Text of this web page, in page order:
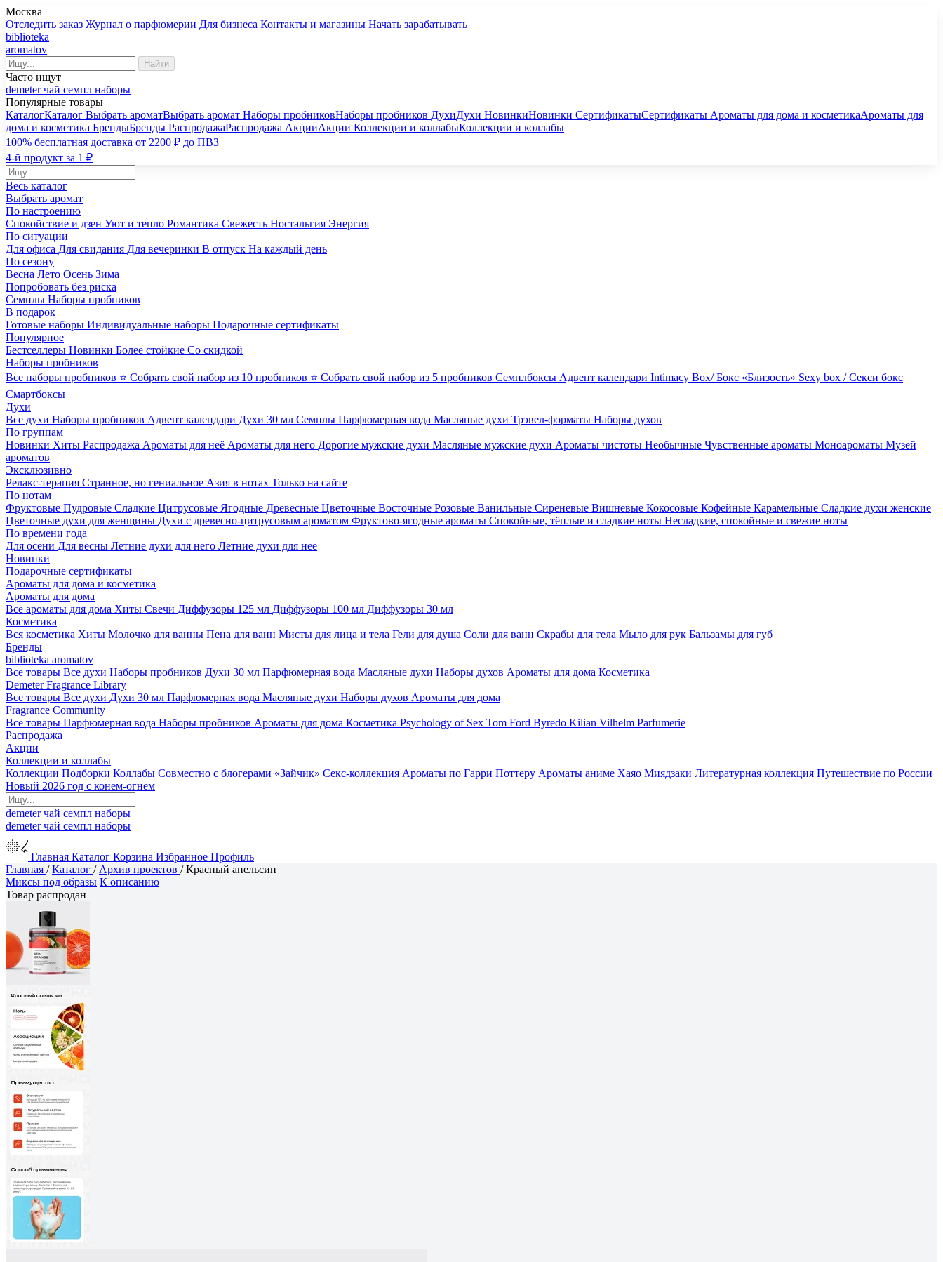
Москва
Отследить заказ Журнал о парфюмерии Для бизнеса Контакты и магазины Начать зарабатывать
biblioteka
aromatov
Найти
Часто ищут
demeterчай семпл наборы
Популярные товары
КаталогКаталог Выбрать ароматВыбрать аромат Наборы пробниковНаборы пробников ДухиДухи НовинкиНовинки СертификатыСертификаты Ароматы для дома и косметикаАроматы для
дома и косметика БрендыБренды РаспродажаРаспродажа АкцииАкции Коллекции и коллабыКоллекции и коллабы
100% бесплатная доставка от 2200 ₽ до ПВЗ
4-й продукт за 1 ₽
Весь каталог
Выбрать аромат
По настроению
Спокойствие и дзен Уют и тепло Романтика Свежесть Ностальгия Энергия
По ситуации
Для офиса Для свидания Для вечеринки В отпуск На каждый день
По сезону
Весна Лето Осень Зима
Попробовать без риска
Семплы Наборы пробников
В подарок
Готовые наборы Индивидуальные наборы Подарочные сертификаты
Популярное
Бестселлеры Новинки Более стойкие Со скидкой
Наборы пробников
Все наборы пробников ⭐ Собрать свой набор из 10 пробников ⭐ Собрать свой набор из 5 пробников Семплбоксы Адвент календари Intimacy Box/ Бокс «Близость» Sexy box / Секси бокс
Смартбоксы
Духи
Все духи Наборы пробников Адвент календари Духи 30 мл Семплы Парфюмерная вода Масляные духи Трэвел-форматы Наборы духов
По группам
Новинки Хиты Распродажа Ароматы для неё Ароматы для него Дорогие мужские духи Масляные мужские духи Ароматы чистоты Необычные Чувственные ароматы Моноароматы Музей
ароматов
Эксклюзивно
Релакс-терапия Странное, но гениальное Азия в нотах Только на сайте
По нотам
Фруктовые Пудровые Сладкие Цитрусовые Ягодные Древесные Цветочные Восточные Розовые Ванильные Сиреневые Вишневые Кокосовые Кофейные Карамельные Сладкие духи женские
Цветочные духи для женщины Духи с древесно-цитрусовым ароматом Фруктово-ягодные ароматы Спокойные, тёплые и сладкие ноты Несладкие, спокойные и свежие ноты
По времени года
Для осени Для весны Летние духи для него Летние духи для нее
Новинки
Подарочные сертификаты
Ароматы для дома и косметика
Ароматы для дома
Все ароматы для дома Хиты Свечи Диффузоры 125 мл Диффузоры 100 мл Диффузоры 30 мл
Косметика
Вся косметика Хиты Молочко для ванны Пена для ванн Мисты для лица и тела Гели для душа Соли для ванн Скрабы для тела Мыло для рук Бальзамы для губ
Бренды
biblioteka aromatov
Все товары Все духи Наборы пробников Духи 30 мл Парфюмерная вода Масляные духи Наборы духов Ароматы для дома Косметика
Demeter Fragrance Library
Все товары Все духи Духи 30 мл Парфюмерная вода Масляные духи Наборы духов Ароматы для дома
Fragrance Community
Все товары Парфюмерная вода Наборы пробников Ароматы для дома Косметика Psychology of Sex Tom Ford Byredo Kilian Vilhelm Parfumerie
Распродажа
Акции
Коллекции и коллабы
Коллекции Подборки Коллабы Совместно с блогерами «Зайчик» Секс-коллекция Ароматы по Гарри Поттеру Ароматы аниме Хаяо Миядзаки Литературная коллекция Путешествие по России
Новый 2026 год с конем-огнем
demeterчай семпл наборы
demeterчай семпл наборы
Главная Каталог Корзина Избранное Профиль
Главная /Каталог / Архив проектов /Красный апельсин
Миксы под образы К описанию
Товар распродан